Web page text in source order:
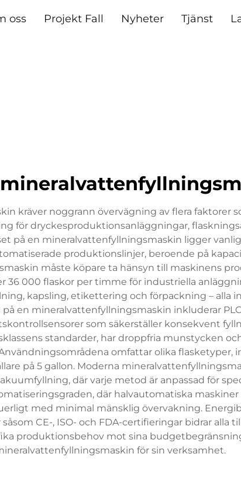
oss Projekt Fall Nyheter Tjänst
kräver noggrann övervägning av flera faktorer
för dryckesproduktionsanläggningar,
på en mineralvattenfyllningsmaskin ligger
produktionslinjer, beroende på
måste köpare ta hänsyn till maskinens
36 000 flaskor per timme för industriella
kapsling, etikettering och förpackning – alla
en mineralvattenfyllningsmaskin inkluderar
som säkerställer konsekvent
standarder, har droppfria munstycken
omfattar olika flasketyper,
på 5 gallon. Moderna
där varje metod är anpassad för
där halvautomatiska
med minimal mänsklig övervakning.
CE-, ISO- och FDA-certifieringar bidrar
produktionsbehov mot sina
för sin verksamhet.